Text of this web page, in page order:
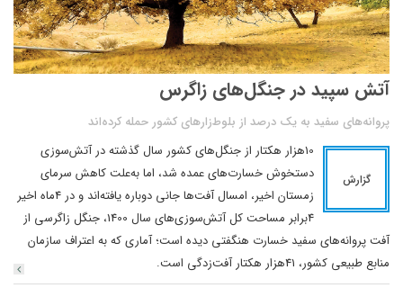
آتش سپید در جنگل‌های زاگرس
پروانه‌های سفید به یک درصد از بلوط‌زارهای کشور حمله کرده‌اند
گزارش
10هزار هکتار از جنگل‌های کشور سال گذشته در آتش‌سوزی
دستخوش خسارت‌های عمده شد، اما به‌علت کاهش سرمای
زمستان اخیر، امسال آفت‌ها جانی دوباره یافته‌اند و در 4ماه اخیر
4برابر مساحت کل آتش‌سوزی‌های سال 1400، جنگل زاگرسی از
آفت پروانه‌های سفید خسارت هنگفتی دیده است؛ آماری که به اعتراف سازمان
منابع طبیعی کشور، 41هزار هکتار آفت‌زدگی است.